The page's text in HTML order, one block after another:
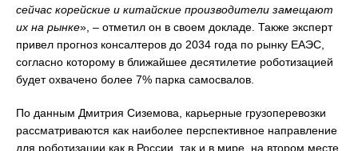
сейчас корейские и китайские производители замещают
их на рынке», – отметил он в своем докладе. Также эксперт
привел прогноз консалтеров до 2034 года по рынку ЕАЭС,
согласно которому в ближайшее десятилетие роботизацией
будет охвачено более 7% парка самосвалов.
По данным Дмитрия Сиземова, карьерные грузоперевозки
рассматриваются как наиболее перспективное направление
для роботизации как в России, так и в мире, на втором месте